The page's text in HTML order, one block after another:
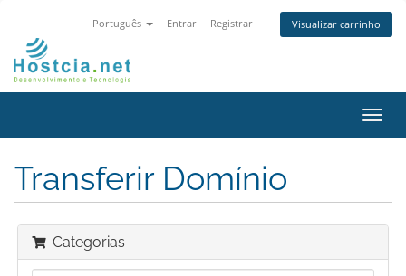
Português Entrar Registrar Visualizar carrinho
Transferir Domínio
Categorias